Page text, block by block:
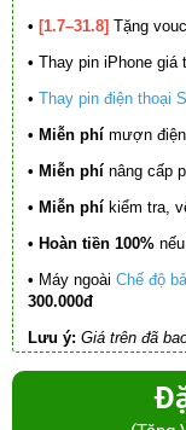
• [1.7–31.8] Tặng
• Thay pin iPhone giá
• Thay pin điện thoại
• Miễn phí mượn
• Miễn phí nâng cấp
• Miễn phí kiểm tra,
• Hoàn tiền 100%
• Máy ngoài Chế độ
300.000đ
Lưu ý: Giá trên đã